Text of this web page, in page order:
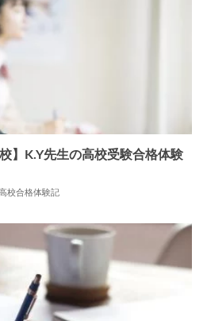
】K.Y先生の高校受験合格体験
校合格体験記